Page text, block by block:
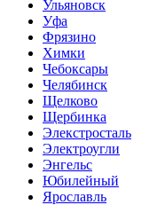
Ульяновск
Уфа
Фрязино
Химки
Чебоксары
Челябинск
Щелково
Щербинка
Элекстросталь
Электроугли
Энгельс
Юбилейный
Ярославль